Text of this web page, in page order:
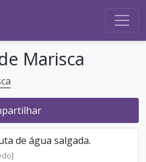
Marisca
de água salgada.